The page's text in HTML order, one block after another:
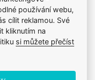
stravitelných
obsah energie
9
Brit
Krmiva Kočky
používání webu,
cílit reklamou. Své
kliknutím na
si můžete přečíst